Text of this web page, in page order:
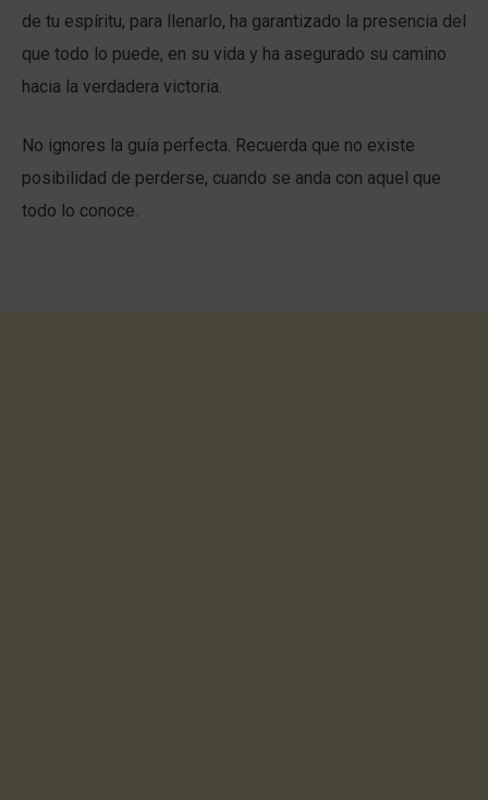
de tu espíritu, para llenarlo, ha garantizado la presencia del
que todo lo puede, en su vida y ha asegurado su camino
hacia la verdadera victoria.
No ignores la guía perfecta. Recuerda que no existe
posibilidad de perderse, cuando se anda con aquel que
todo lo conoce.